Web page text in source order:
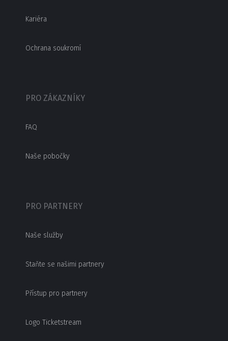
Kariéra
Ochrana soukromí
PRO ZÁKAZNÍKY
FAQ
Naše pobočky
PRO PARTNERY
Naše služby
Staňte se našimi partnery
Přístup pro partnery
Logo Ticketstream